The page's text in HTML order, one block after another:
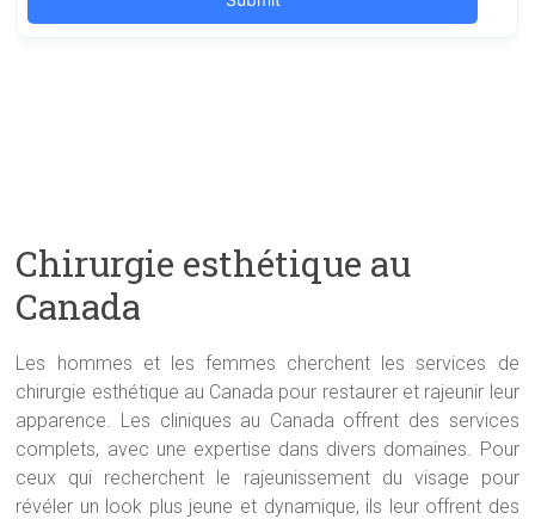
Chirurgie esthétique au
Canada
Les hommes et les femmes cherchent les services de
chirurgie esthétique au Canada pour restaurer et rajeunir leur
apparence. Les cliniques au Canada offrent des services
complets, avec une expertise dans divers domaines. Pour
ceux qui recherchent le rajeunissement du visage pour
révéler un look plus jeune et dynamique, ils leur offrent des